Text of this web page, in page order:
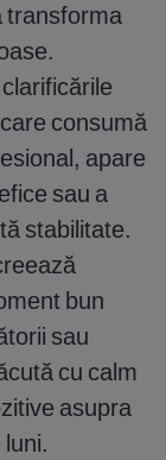
transforma
consumă
apare
sau a
stabilitate.
bun
sau
cu calm
asupra